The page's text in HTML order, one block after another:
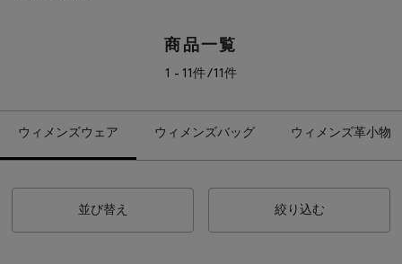
商品一覧
1 - 11件 / 11件
ウィメンズウェア ウィメンズバッグ ウィメンズ革小物
並び替え 絞り込む